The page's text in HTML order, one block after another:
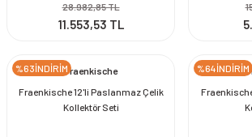
28.982,85 TL
11.553,53 TL
%63İNDİRİMFraenkische
Fraenkische 12'li Paslanmaz Çelik
Kollektör Seti
%64İNDİRİM